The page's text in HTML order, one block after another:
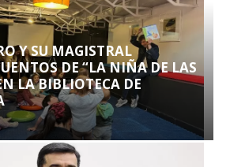
Y SU MAGISTRAL
DE “LA NIÑA DE LAS
LA BIBLIOTECA DE